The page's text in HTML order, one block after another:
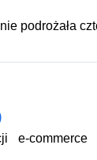
podrożała
e-